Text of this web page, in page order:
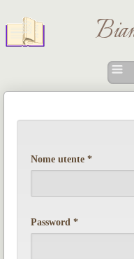
Nome utente*
Password*